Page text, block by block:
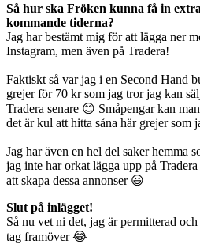
Så hur ska Fröken kunna få in
kommande tiderna?
Jag har bestämt mig för att lägga ner
Instagram, men även på Tradera!
Faktiskt så var jag i en Second Hand
grejer för 70 kr som jag tror jag kan
Tradera senare 😊 Småpengar kan
det är kul att hitta såna här grejer som
Jag har även en hel del saker hemma
jag inte har orkat lägga upp på
att skapa dessa annonser 😃
Slut på inlägget!
Så nu vet ni det, jag är permitterad
tag framöver 😂